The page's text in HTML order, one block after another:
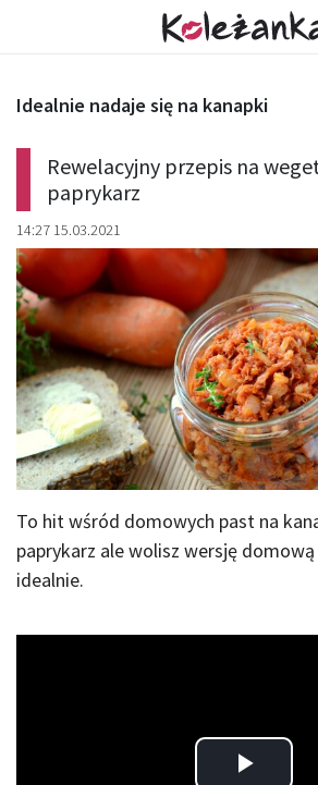
Rewelacyjny przepis na
paprykarz
14:27 15.03.2021
Idealnie nadaje się na kanapki
To hit wśród domowych past na
paprykarz ale wolisz wersję
idealnie.